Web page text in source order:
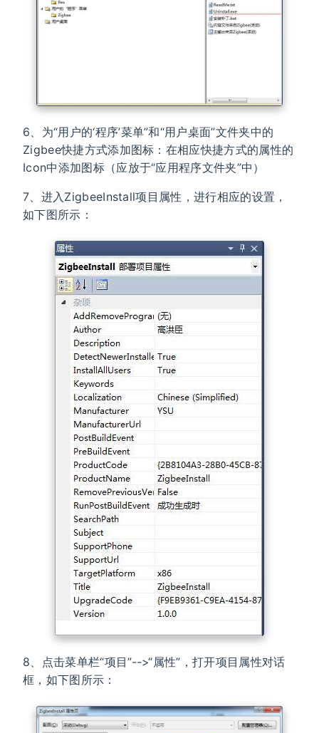
6、为“用户的‘程序’菜单”和“用户桌面”文件夹中的
Zigbee快捷方式添加图标：在相应快捷方式的属性的
Icon中添加图标（应放于“应用程序文件夹”中）
7、进入ZigbeeInstall项目属性，进行相应的设置，
如下图所示：
8、点击菜单栏“项目”-->“属性”，打开项目属性对话
框，如下图所示：